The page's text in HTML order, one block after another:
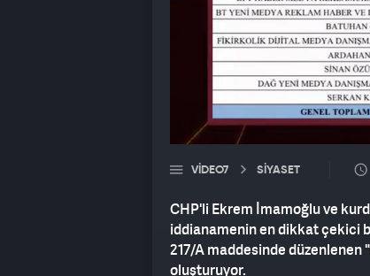
VIDEO7 SİYASET
CHP'li Ekrem İmamoğlu ve
iddianamenin en dikkat çekici
217/A maddesinde düzenlenen
oluşturuyor.